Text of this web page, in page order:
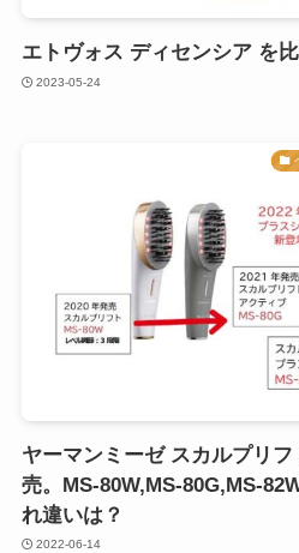
エトヴォス ディセンシア を
2023-05-24
ヤーマンミーゼ スカルプリ
売。MS-80W,MS-80G,MS-
れ違いは？
2022-06-14